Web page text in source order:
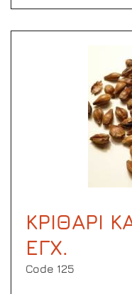
ΚΡΙΘΑΡΙ
ΕΓΧ.
Code 125